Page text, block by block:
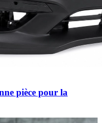
pièce pour la